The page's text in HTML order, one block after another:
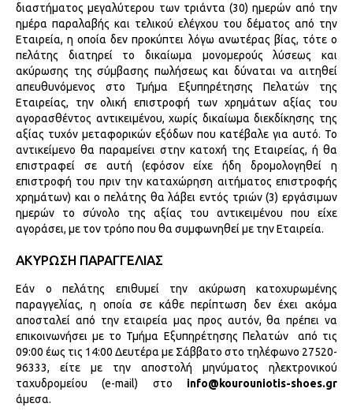
διαστήματος μεγαλύτερου των τριάντα (30) ημερών από την
ημέρα παραλαβής και τελικού ελέγχου του δέματος από την
Εταιρεία, η οποία δεν προκύπτει λόγω ανωτέρας βίας, τότε ο
πελάτης διατηρεί το δικαίωμα μονομερούς λύσεως και
ακύρωσης της σύμβασης πωλήσεως και δύναται να αιτηθεί
απευθυνόμενος στο Τμήμα Εξυπηρέτησης Πελατών της
Εταιρείας, την ολική επιστροφή των χρημάτων αξίας του
αγορασθέντος αντικειμένου, χωρίς δικαίωμα διεκδίκησης της
αξίας τυχόν μεταφορικών εξόδων που κατέβαλε για αυτό. Το
αντικείμενο θα παραμείνει στην κατοχή της Εταιρείας, ή θα
επιστραφεί σε αυτή (εφόσον είχε ήδη δρομολογηθεί η
επιστροφή του πριν την καταχώρηση αιτήματος επιστροφής
χρημάτων) και ο πελάτης θα λάβει εντός τριών (3) εργάσιμων
ημερών το σύνολο της αξίας του αντικειμένου που είχε
αγοράσει, με τον τρόπο που θα συμφωνηθεί με την Εταιρεία.
ΑΚΥΡΩΣΗ ΠΑΡΑΓΓΕΛΙΑΣ
Εάν ο πελάτης επιθυμεί την ακύρωση κατοχυρωμένης
παραγγελίας, η οποία σε κάθε περίπτωση δεν έχει ακόμα
αποσταλεί από την εταιρεία μας προς αυτόν, θα πρέπει να
επικοινωνήσει με το Τμήμα Εξυπηρέτησης Πελατών από τις
09:00 έως τις 14:00 Δευτέρα με Σάββατο στο τηλέφωνο 27520-
96333, είτε με την αποστολή μηνύματος ηλεκτρονικού
ταχυδρομείου (e-mail) στο info@kourouniotis-shoes.gr
άμεσα.